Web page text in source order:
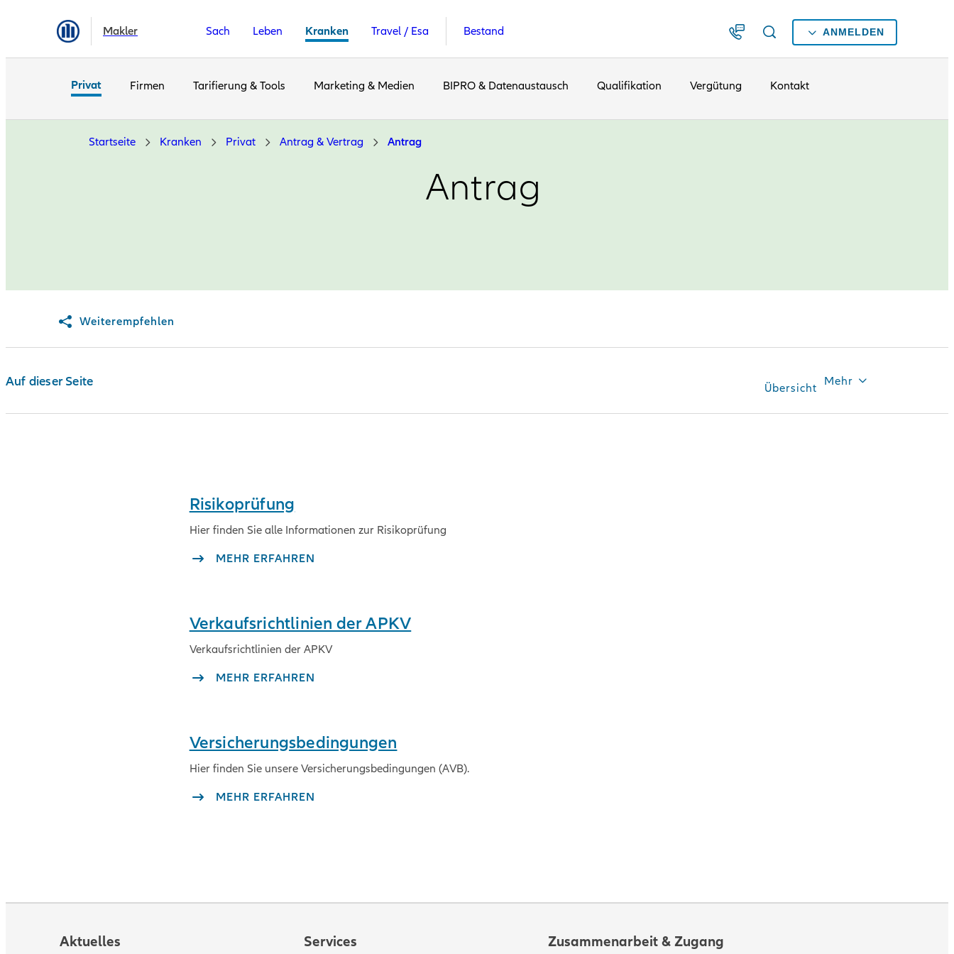
Makler Sach Leben Kranken
Privat Firmen Tarifierung & Tools Marketing & Medien BIPRO & Datenaustausch Qualifikation Vergütung Kontakt
Travel / Esa Bestand ANMELDEN
Startseite Kranken Privat Antrag & Vertrag Antrag
Antrag
Weiterempfehlen
Auf dieser Seite Übersicht Mehr
Risikoprüfung
Hier finden Sie alle Informationen zur Risikoprüfung
MEHR ERFAHREN
Verkaufsrichtlinien der APKV
Verkaufsrichtlinien der APKV
MEHR ERFAHREN
Versicherungsbedingungen
Hier finden Sie unsere Versicherungsbedingungen (AVB).
MEHR ERFAHREN
Aktuelles Services Zusammenarbeit & Zugang